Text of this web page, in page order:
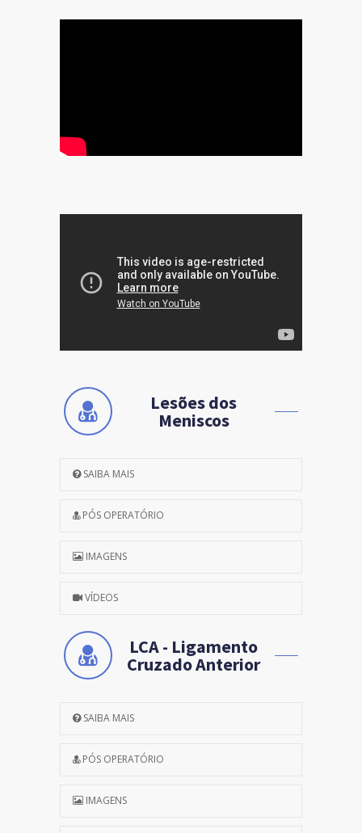
Lesões dos
Meniscos
SAIBA MAIS
PÓS OPERATÓRIO
IMAGENS
VÍDEOS
LCA - Ligamento
Cruzado Anterior
SAIBA MAIS
PÓS OPERATÓRIO
IMAGENS